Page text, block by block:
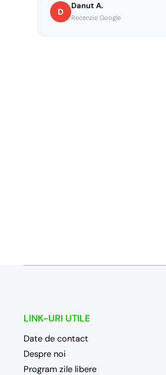
D
Danut A.
Recenzie Google
LINK-URI UTILE
Date de contact
Despre noi
Program zile libere